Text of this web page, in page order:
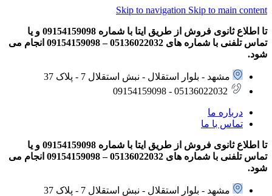
Skip to navigation Skip to main content
تا اطلاع ثانوی فروش از طریق ایتا با شماره 09154159098 و یا
تماس تلفنی با شماره های 05136022032 – 09154159098 انجام می
شود.
مشهد - بلوار استقلال - نبش استقلال 7 - پلاک 37
05136022032 - 09154159098
درباره ما
تماس با ما
تا اطلاع ثانوی فروش از طریق ایتا با شماره 09154159098 و یا
تماس تلفنی با شماره های 05136022032 – 09154159098 انجام می
شود.
مشهد - بلوار استقلال - نبش استقلال 7 - پلاک 37